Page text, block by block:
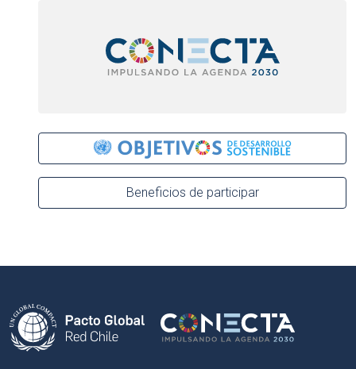
Beneficios de participar